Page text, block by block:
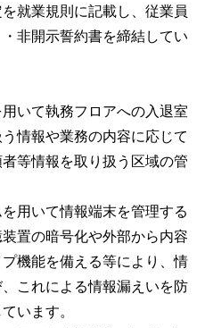
就業規則に記載し、従業員
非開示誓約書を締結してい
いて執務フロアへの入退室
情報や業務の内容に応じて
等情報を取り扱う区域の管
用いて情報端末を管理する
置の暗号化や外部から内容
機能を備える等により、情
これによる情報漏えいを防
います。